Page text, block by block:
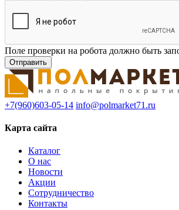
Поле проверки на робота должно быть
+7(960)603-05-14 info@polmarket71.ru
Карта сайта
Каталог
О нас
Новости
Акции
Сотрудничество
Контакты